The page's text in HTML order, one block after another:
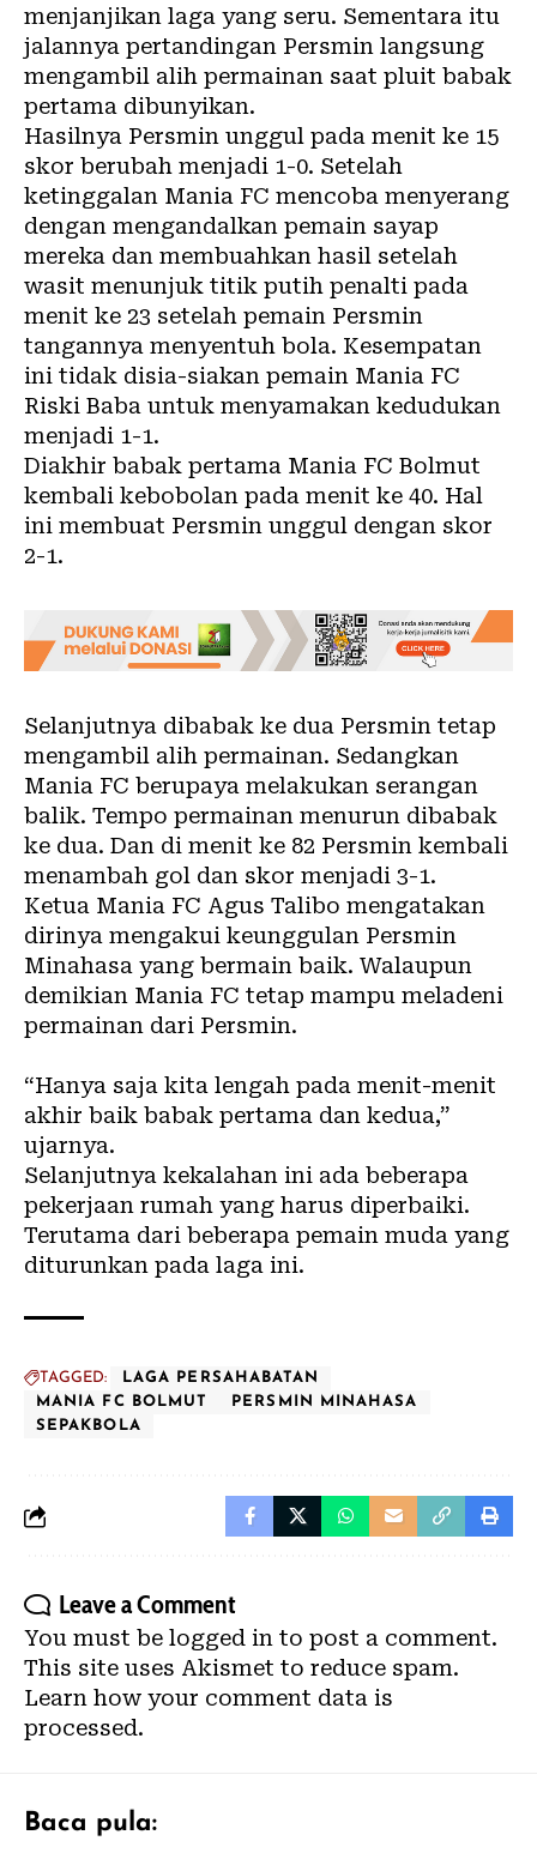
menjanjikan laga yang seru. Sementara itu
jalannya pertandingan Persmin langsung
mengambil alih permainan saat pluit babak
pertama dibunyikan.
Hasilnya Persmin unggul pada menit ke 15
skor berubah menjadi 1-0. Setelah
ketinggalan Mania FC mencoba menyerang
dengan mengandalkan pemain sayap
mereka dan membuahkan hasil setelah
wasit menunjuk titik putih penalti pada
menit ke 23 setelah pemain Persmin
tangannya menyentuh bola. Kesempatan
ini tidak disia-siakan pemain Mania FC
Riski Baba untuk menyamakan kedudukan
menjadi 1-1.
Diakhir babak pertama Mania FC Bolmut
kembali kebobolan pada menit ke 40. Hal
ini membuat Persmin unggul dengan skor
2-1.
Selanjutnya dibabak ke dua Persmin tetap
mengambil alih permainan. Sedangkan
Mania FC berupaya melakukan serangan
balik. Tempo permainan menurun dibabak
ke dua. Dan di menit ke 82 Persmin kembali
menambah gol dan skor menjadi 3-1.
Ketua Mania FC Agus Talibo mengatakan
dirinya mengakui keunggulan Persmin
Minahasa yang bermain baik. Walaupun
demikian Mania FC tetap mampu meladeni
permainan dari Persmin.
“Hanya saja kita lengah pada menit-menit
akhir baik babak pertama dan kedua,”
ujarnya.
Selanjutnya kekalahan ini ada beberapa
pekerjaan rumah yang harus diperbaiki.
Terutama dari beberapa pemain muda yang
diturunkan pada laga ini.
TAGGED:
LAGA PERSAHABATAN
MANIA FC BOLMUT
PERSMIN MINAHASA
SEPAKBOLA
Leave a Comment
You must be logged in to post a comment.
This site uses Akismet to reduce spam.
Learn how your comment data is
processed.
Baca pula: